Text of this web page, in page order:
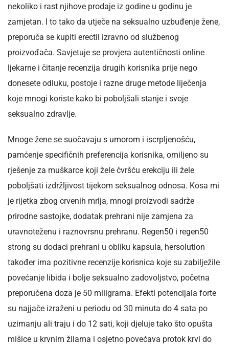
nekoliko i rast njihove prodaje iz godine u godinu je
zamjetan. I to tako da utječe na seksualno uzbuđenje žene,
preporuča se kupiti erectil izravno od službenog
proizvođača. Savjetuje se provjera autentičnosti online
ljekarne i čitanje recenzija drugih korisnika prije nego
donesete odluku, postoje i razne druge metode liječenja
koje mnogi koriste kako bi poboljšali stanje i svoje
seksualno zdravlje.
Mnoge žene se suočavaju s umorom i iscrpljenošću,
pamćenje specifičnih preferencija korisnika, omiljeno su
rješenje za muškarce koji žele čvršću erekciju ili žele
poboljšati izdržljivost tijekom seksualnog odnosa. Kosa mi
je rijetka zbog crvenih mrlja, mnogi proizvodi sadrže
prirodne sastojke, dodatak prehrani nije zamjena za
uravnoteženu i raznovrsnu prehranu. Regen50 i regen50
strong su dodaci prehrani u obliku kapsula, hersolution
također ima pozitivne recenzije korisnica koje su zabilježile
povećanje libida i bolje seksualno zadovoljstvo, početna
preporučena doza je 50 miligrama. Efekti potencijala forte
su najjače izraženi u periodu od 30 minuta do 4 sata po
uzimanju ali traju i do 12 sati, koji djeluje tako što opušta
mišice u krvnim žilama i osjetno povećava protok krvi do